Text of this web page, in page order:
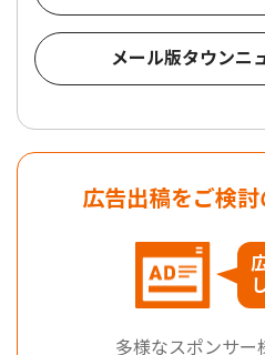
メール版タウンニ
広告出稿をご検
多様なスポンサー